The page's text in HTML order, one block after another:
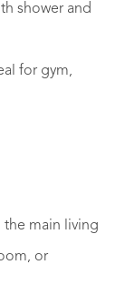
shower and
for gym,
the main living
or